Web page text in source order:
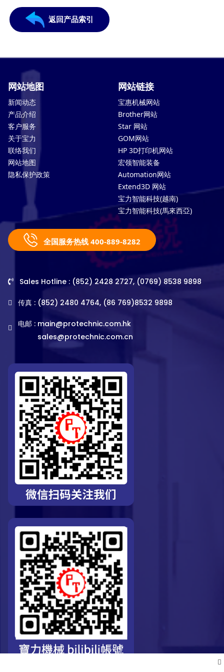
返回产品索引
网站地图
新闻动态
产品介绍
客户服务
关于宝力
联络我们
网站地图
隐私保护政策
网站链接
宝惠机械网站
Brother网站
Star 网站
GOM网站
HP 3D打印机网站
宏领智能装备
Automation网站
Extend3D 网站
宝力智能科技(越南)
宝力智能科技(馬來西亞)
全国服务热线 400-889-8282
Sales Hotline : (852) 2428 2727, (0769) 8538 9898
传真 : (852) 2480 4764, (86 769)8532 9898
电邮 : main@protechnic.com.hk
sales@protechnic.com.cn